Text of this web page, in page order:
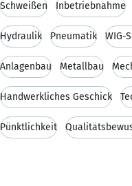
Schweißen Inbetriebnahme
Hydraulik Pneumatik WIG-
Anlagenbau Metallbau
Handwerkliches Geschick
Pünktlichkeit